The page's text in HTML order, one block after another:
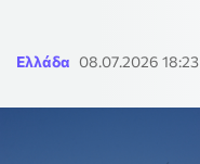
Ελλάδα 08.07.2026 18:23